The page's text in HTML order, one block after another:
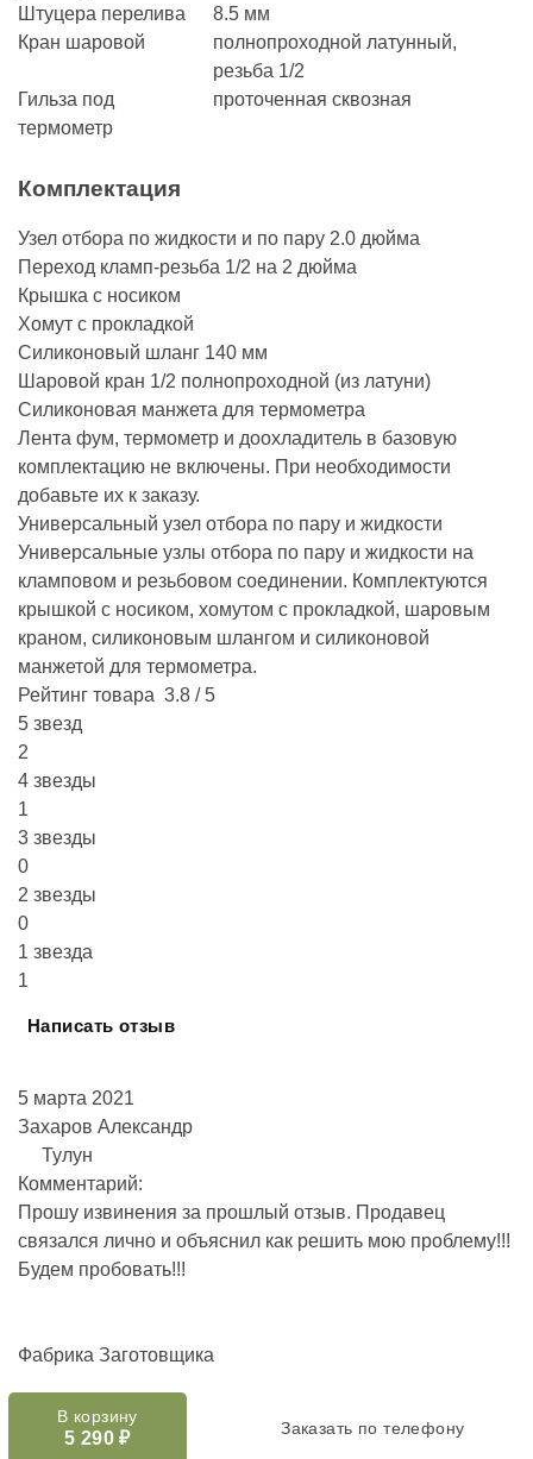
В корзину
5 290 ₽ Заказать по телефону
Штуцера перелива
8.5 мм
Кран шаровой
полнопроходной латунный,
резьба 1/2
Гильза под
термометр
проточенная сквозная
Комплектация
Узел отбора по жидкости и по пару 2.0 дюйма
Переход кламп-резьба 1/2 на 2 дюйма
Крышка с носиком
Хомут с прокладкой
Силиконовый шланг 140 мм
Шаровой кран 1/2 полнопроходной (из латуни)
Силиконовая манжета для термометра
Лента фум, термометр и доохладитель в базовую
комплектацию не включены. При необходимости
добавьте их к заказу.
Универсальный узел отбора по пару и жидкости
Универсальные узлы отбора по пару и жидкости на
кламповом и резьбовом соединении. Комплектуются
крышкой с носиком, хомутом с прокладкой, шаровым
краном, силиконовым шлангом и силиконовой
манжетой для термометра.
Рейтинг товара 3.8 / 5
5 звезд
2
4 звезды
1
3 звезды
0
2 звезды
0
1 звезда
1
Написать отзыв
5 марта 2021
Захаров Александр
Тулун
Комментарий:
Прошу извинения за прошлый отзыв. Продавец
связался лично и объяснил как решить мою проблему!!!
Будем пробовать!!!
Фабрика Заготовщика